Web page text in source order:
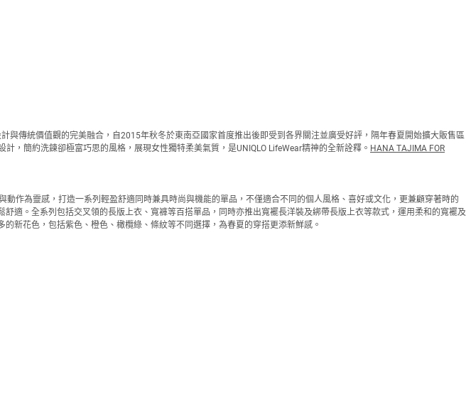
傳統價值觀的完美融合，自2015年秋冬於東南亞國家首度推出後即受到各界關注並廣受好評，隔年春夏開始擴大販售區
，簡約洗鍊卻極富巧思的風格，展現女性獨特柔美氣質，是UNIQLO LifeWear精神的全新詮釋。 HANA TAJIMA FOR
作為靈感，打造一系列輕盈舒適同時兼具時尚與機能的單品，不僅適合不同的個人風格、喜好或文化，更兼顧穿著時的
適。全系列包括交叉領的長版上衣、寬褲等百搭單品，同時亦推出寬襬長洋裝及綁帶長版上衣等款式，運用柔和的寬襬及
新花色，包括紫色、橙色、橄欖綠、條紋等不同選擇，為春夏的穿搭更添新鮮感。